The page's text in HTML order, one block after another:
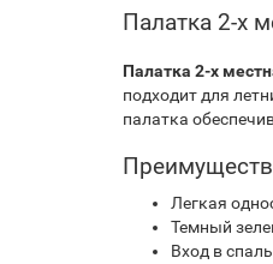
Палатка 2-х
Палатка 2-х
подходит для
палатка
Легкая
Темный
Вход в